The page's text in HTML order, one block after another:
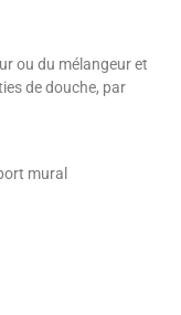
ou du mélangeur et
de douche, par
mural